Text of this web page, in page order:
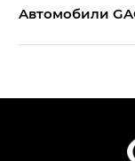
Aвтомобили
Эс Икс
S7 — Эс 7
Эс Икс